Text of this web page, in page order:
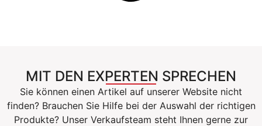
MIT DEN EXPERTEN SPRECHEN
Sie können einen Artikel auf unserer Website nicht
finden? Brauchen Sie Hilfe bei der Auswahl der richtigen
Produkte? Unser Verkaufsteam steht Ihnen gerne zur